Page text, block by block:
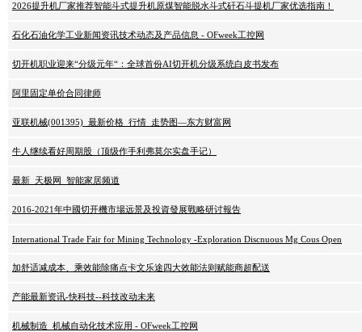
2026提升机厂家推荐智能斗式提升机原煤智能脱水斗式矸石斗提机厂家优选指南！
石化石油化学工业新闻资讯技术动态及产品信息 - OFweek工控网
切开机职业迎来“分级元年“：全球首份AI切开机分级系统白皮书发布
阿里固定单价合同律师
亚联机械(001395)_最新价格_行情_走势图—东方财富网
牛人继续看好周期股（顶级作手利弗莫尔实盘手记）
最新_天极网_智能家居频道
2016-2021年中國切开機市場远景及投資發展戰略研讨報告
International Trade Fair for Mining Technology -Exploration Discnuous Mg Cous Open
加舒适减成本、乘效能除痛点卡文乐途四大效能法则赋能商超配送
产能最新资讯-快科技--科技改动未来
机械制造_机械自动化技术应用 - OFweek工控网